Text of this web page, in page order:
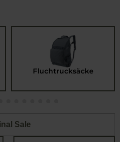
Fluchtrucksäcke
Sale